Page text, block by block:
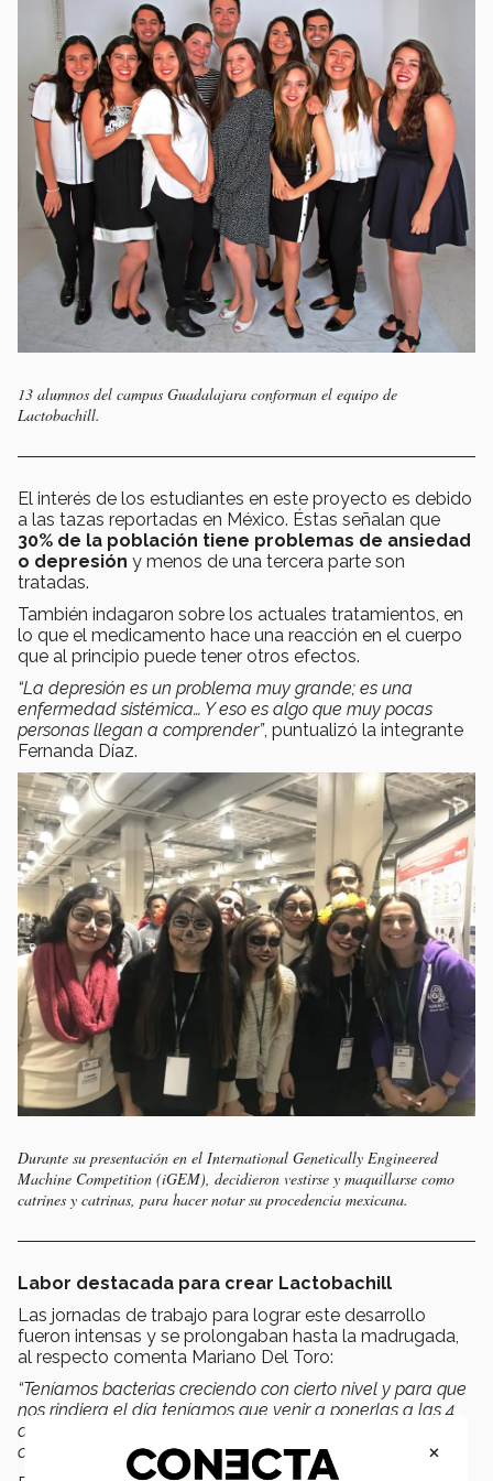
13 alumnos del campus Guadalajara conforman el equipo de
Lactobachill.
El interés de los estudiantes en este proyecto es debido
a las tazas reportadas en México. Éstas señalan que
30% de la población tiene problemas de ansiedad
o depresión y menos de una tercera parte son
tratadas.
También indagaron sobre los actuales tratamientos, en
lo que el medicamento hace una reacción en el cuerpo
que al principio puede tener otros efectos.
“La depresión es un problema muy grande; es una
enfermedad sistémica… Y eso es algo que muy pocas
personas llegan a comprender”, puntualizó la integrante
Fernanda Díaz.
Durante su presentación en el International Genetically Engineered
Machine Competition (iGEM), decidieron vestirse y maquillarse como
catrines y catrinas, para hacer notar su procedencia mexicana.
Labor destacada para crear Lactobachill
Las jornadas de trabajo para lograr este desarrollo
fueron intensas y se prolongaban hasta la madrugada,
al respecto comenta Mariano Del Toro:
“Teníamos bacterias creciendo con cierto nivel y para que
nos rindiera el día teníamos que venir a ponerlas a las 4
de la mañana, para que a las 9 ya pudiéramos empezar
con todo”
×